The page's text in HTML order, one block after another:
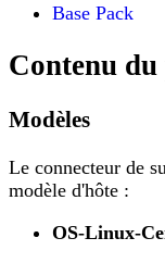
Base Pack
Contenu du
Modèles
Le connecteur de
modèle d'hôte :
OS-Linux-